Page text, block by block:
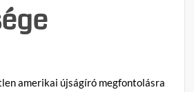
amerikai újságíró megfontolásra